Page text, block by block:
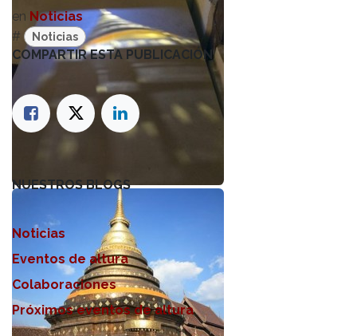
en Noticias
#
Noticias
COMPARTIR ESTA PUBLICACIÓN
NUESTROS BLOGS
Noticias
Eventos de altura
Colaboraciones
Próximos eventos de altura